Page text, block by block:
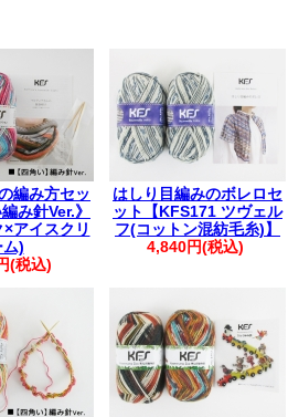
編み方セッ
み針Ver.》
アイスクリ
ム)
(税込)
はしり目編みのボレロセ
ット【KFS171 ツヴェル
フ(コットン混紡毛糸)】
4,840円(税込)